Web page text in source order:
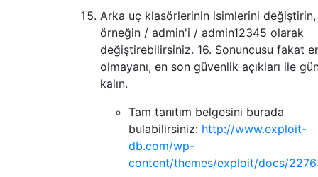
Arka uç klasörlerinin isimlerini değiştirin,
örneğin / admin'i / admin12345 olarak
değiştirebilirsiniz. 16. Sonuncusu fakat
olmayanı, en son güvenlik açıkları ile
kalın.
Tam tanıtım belgesini burada
bulabilirsiniz: http://www.exploit-
db.com/wp-
content/themes/exploit/docs/